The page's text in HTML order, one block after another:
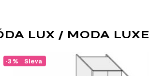
jejich přizpůsobení různým stylům
LUX / MODA LUXE
Sleva
-3 %